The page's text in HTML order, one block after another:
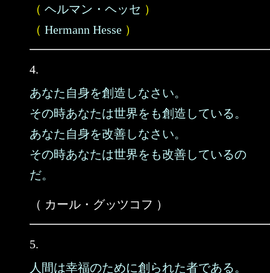
（ ヘルマン・ヘッセ ）
（ Hermann Hesse ）
4.
あなた自身を創造しなさい。
その時あなたは世界をも創造している。
あなた自身を改善しなさい。
その時あなたは世界をも改善しているの
だ。
（ カール・グッツコフ ）
5.
人間は幸福のために創られた者である。